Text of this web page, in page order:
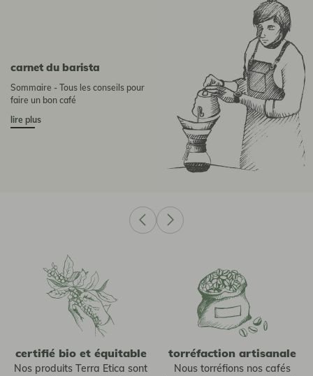
Carnet du barista
Sommaire - Tous les conseils pour
faire un bon café
lire plus
certifié bio et équitable
Nos produits Terra Etica sont
torréfaction artisanale
Nous torréfions nos cafés